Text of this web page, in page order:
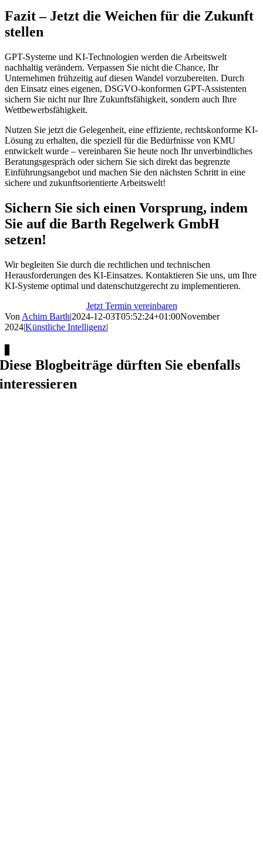
Fazit – Jetzt die Weichen für die Zukunft
stellen
GPT-Systeme und KI-Technologien werden die Arbeitswelt
nachhaltig verändern. Verpassen Sie nicht die Chance, Ihr
Unternehmen frühzeitig auf diesen Wandel vorzubereiten. Durch
den Einsatz eines eigenen, DSGVO-konformen GPT-Assistenten
sichern Sie nicht nur Ihre Zukunftsfähigkeit, sondern auch Ihre
Wettbewerbsfähigkeit.
Nutzen Sie jetzt die Gelegenheit, eine effiziente, rechtskonforme KI-
Lösung zu erhalten, die speziell für die Bedürfnisse von KMU
entwickelt wurde – vereinbaren Sie heute noch Ihr unverbindliches
Beratungsgespräch oder sichern Sie sich direkt das begrenzte
Einführungsangebot und machen Sie den nächsten Schritt in eine
sichere und zukunftsorientierte Arbeitswelt!
Sichern Sie sich einen Vorsprung, indem
Sie auf die Barth Regelwerk GmbH
setzen!
Wir begleiten Sie durch die rechtlichen und technischen
Herausforderungen des KI-Einsatzes. Kontaktieren Sie uns, um Ihre
KI-Systeme optimal und datenschutzgerecht zu implementieren.
Jetzt Termin vereinbaren
Von Achim Barth|2024-12-03T05:52:24+01:00November
2024|Künstliche Intelligenz|
Diese Blogbeiträge dürften Sie ebenfalls
interessieren